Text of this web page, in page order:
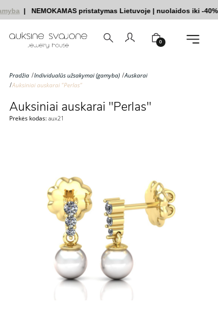
| NEMOKAMAS pristatymas Lietuvoje| nuolaidos iki -40%
0
Pradžia Individualūs užsakymai (gamyba)
Auskarai
Auksiniai auskarai "Perlas"
Auksiniai auskarai "Perlas"
Prekės kodas:aux21